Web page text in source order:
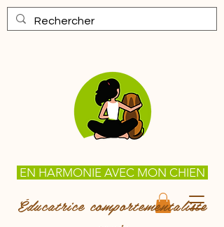
Éducatrice comportementaliste
EN HARMONIE AVEC MON CHIEN